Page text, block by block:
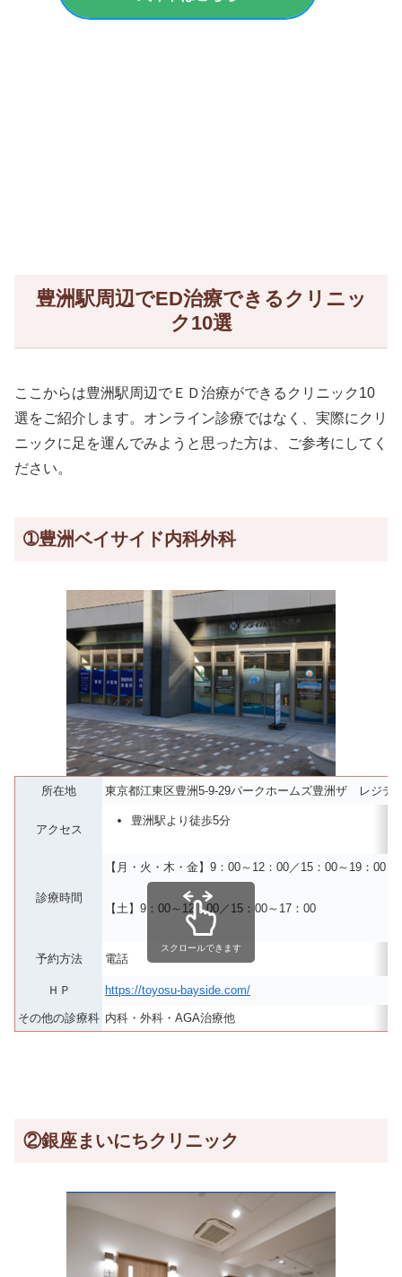
豊洲駅周辺でED治療できるクリニッ
ク10選
ここからは豊洲駅周辺でＥＤ治療ができるクリニック10
選をご紹介します。オンライン診療ではなく、実際にクリ
ニックに足を運んでみようと思った方は、ご参考にしてく
ださい。
➀豊洲ベイサイド内科外科
所在地 東京都江東区豊洲5-9-29パークホームズ豊洲ザ レジ
アクセス
豊洲駅より徒歩5分
診療時間
【月・火・木・金】9：00～12：00／15：00～19：00
【土】9：00～12：00／15：00～17：00
予約方法 電話
ＨＰ https://toyosu-bayside.com/
その他の診療科 内科・外科・AGA治療他
スクロールできます
②銀座まいにちクリニック